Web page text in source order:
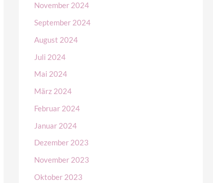
h
:
November 2024
September 2024
August 2024
Juli 2024
Mai 2024
März 2024
Februar 2024
Januar 2024
Dezember 2023
November 2023
Oktober 2023